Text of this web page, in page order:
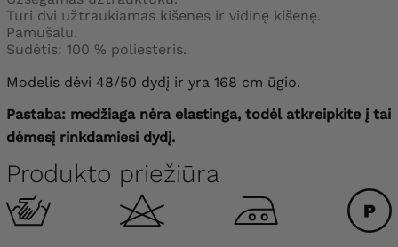
Turi dvi užtraukiamas kišenes ir vidinę kišenę.
Pamušalu.
Sudėtis: 100 % poliesteris.
Modelis dėvi 48/50 dydį ir yra 168 cm ūgio.
Pastaba: medžiaga nėra elastinga, todėl atkreipkite į tai
dėmesį rinkdamiesi dydį.
Produkto priežiūra